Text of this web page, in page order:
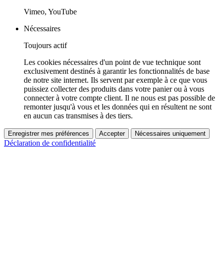
Vimeo, YouTube
Nécessaires
Toujours actif
Les cookies nécessaires d'un point de vue technique sont
exclusivement destinés à garantir les fonctionnalités de base
de notre site internet. Ils servent par exemple à ce que vous
puissiez collecter des produits dans votre panier ou à vous
connecter à votre compte client. Il ne nous est pas possible de
remonter jusqu'à vous et les données qui en résultent ne sont
en aucun cas transmises à des tiers.
Enregistrer mes préférences Accepter Nécessaires uniquement
Déclaration de confidentialité